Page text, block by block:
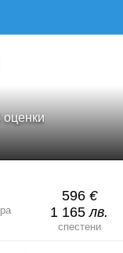
оценки
596 €
1 165лв.
спестени